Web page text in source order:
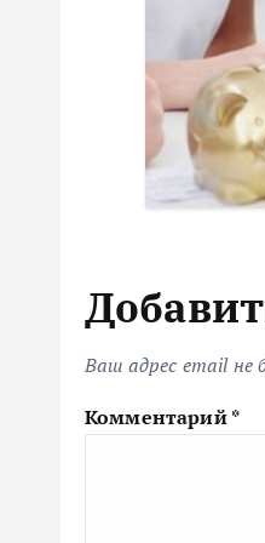
Ваш адрес email не
Комментарий*